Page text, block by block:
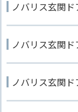
ノバリス玄関ド
ノバリス玄関ド
ノバリス玄関ド